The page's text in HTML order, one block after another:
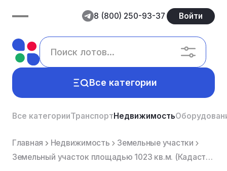
8 (800) 250-93-37 Войти
Все категории
Все категорииТранспортНедвижимость
Главная Недвижимость
Земельные участки
Земельный участок площадью 1023 кв.м. (Кадастровый номер: 54:35:071645:328), расположенный по адресу...